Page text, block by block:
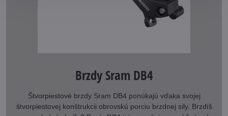
Brzdy Sram DB4
Štvorpiestové brzdy Sram DB4 ponúkajú vďaka svojej
štvorpiestovej konštrukcii obrovskú porciu brzdnej sily. Brzdíš